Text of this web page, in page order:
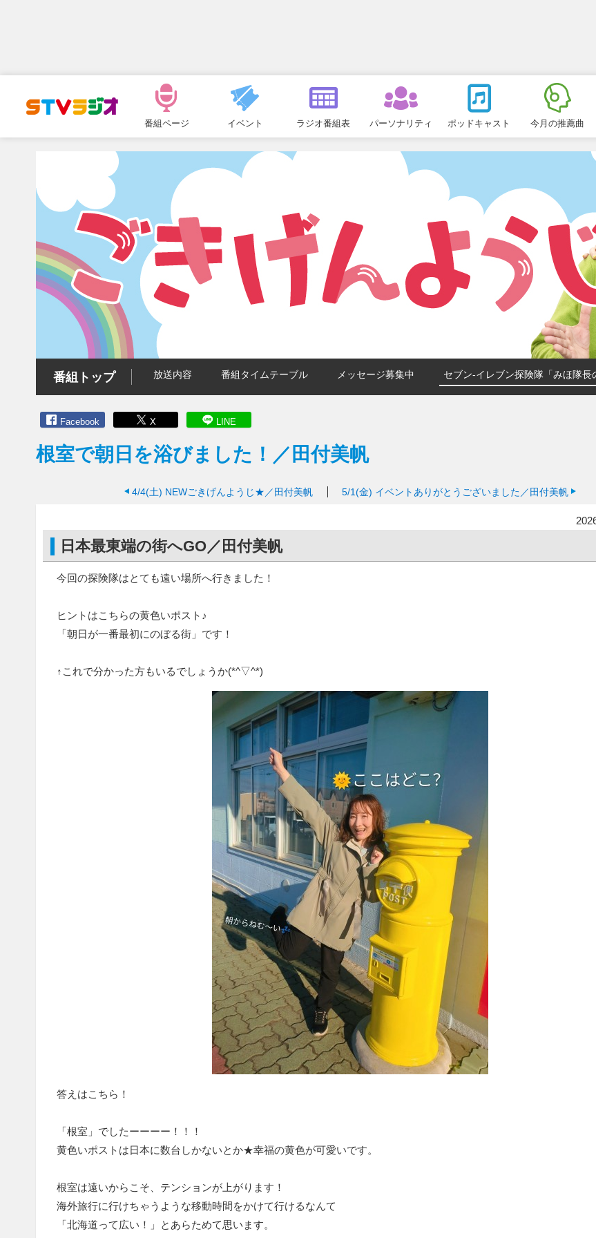
ュ
番組ページ イベント ラジオ番組表 パーソナリティ ポッドキャスト 今月の推薦曲
番組トップ 放送内容 番組タイムテーブル メッセージ募集中 セブン-イレブン探険隊「みほ隊長
Facebook X LINE
根室で朝日を浴びました！／田付美帆
4/4(土) NEWごきげんようじ★／田付美帆 5/1(金) イベントありがとうございました／田付美帆
日本最東端の街へGO／田付美帆
今回の探険隊はとても遠い場所へ行きました！
ヒントはこちらの黄色いポスト♪
「朝日が一番最初にのぼる街」です！
↑これで分かった方もいるでしょうか(*^▽^*)
答えはこちら！
「根室」でしたーーーー！！！
黄色いポストは日本に数台しかないとか★幸福の黄色が可愛いです。
根室は遠いからこそ、テンションが上がります！
海外旅行に行けちゃうような移動時間をかけて行けるなんて
「北海道って広い！」とあらためて思います。